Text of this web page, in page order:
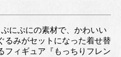
にぷにの素材で、かわいい
るみがセットになった着せ替
フィギュア『もっちりフレン